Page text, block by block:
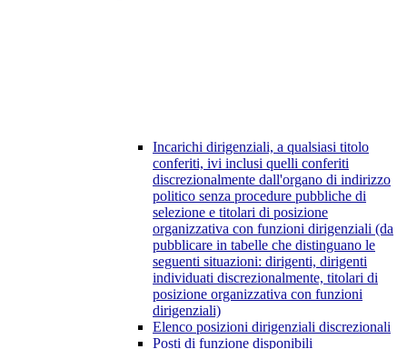
Incarichi dirigenziali, a qualsiasi titolo
conferiti, ivi inclusi quelli conferiti
discrezionalmente dall'organo di indirizzo
politico senza procedure pubbliche di
selezione e titolari di posizione
organizzativa con funzioni dirigenziali (da
pubblicare in tabelle che distinguano le
seguenti situazioni: dirigenti, dirigenti
individuati discrezionalmente, titolari di
posizione organizzativa con funzioni
dirigenziali)
Elenco posizioni dirigenziali discrezionali
Posti di funzione disponibili